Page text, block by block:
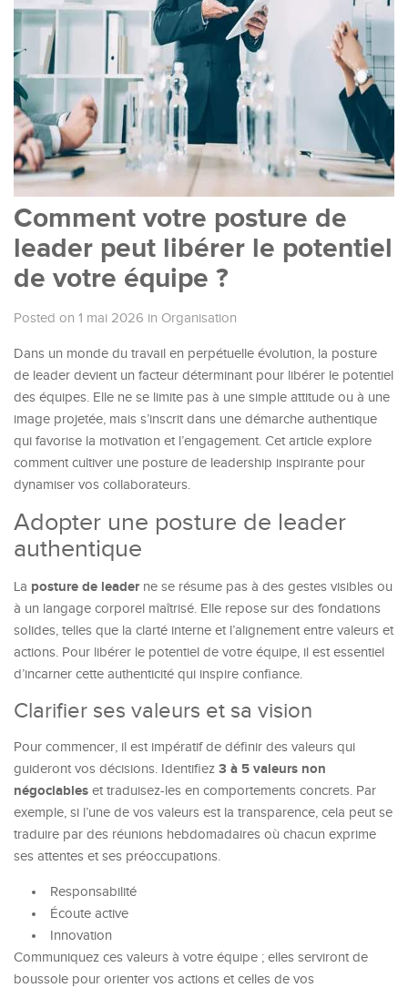
Comment votre posture de
leader peut libérer le potentiel
de votre équipe ?
Posted on 1 mai 2026 in Organisation
Dans un monde du travail en perpétuelle évolution, la posture
de leader devient un facteur déterminant pour libérer le potentiel
des équipes. Elle ne se limite pas à une simple attitude ou à une
image projetée, mais s’inscrit dans une démarche authentique
qui favorise la motivation et l’engagement. Cet article explore
comment cultiver une posture de leadership inspirante pour
dynamiser vos collaborateurs.
Adopter une posture de leader
authentique
La posture de leaderne se résume pas à des gestes visibles ou
à un langage corporel maîtrisé. Elle repose sur des fondations
solides, telles que la clarté interne et l’alignement entre valeurs et
actions. Pour libérer le potentiel de votre équipe, il est essentiel
d’incarner cette authenticité qui inspire confiance.
Clarifier ses valeurs et sa vision
Pour commencer, il est impératif de définir des valeurs qui
guideront vos décisions. Identifiez 3 à 5 valeurs non
négociables et traduisez-les en comportements concrets. Par
exemple, si l’une de vos valeurs est la transparence, cela peut se
traduire par des réunions hebdomadaires où chacun exprime
ses attentes et ses préoccupations.
Responsabilité
Écoute active
Innovation
Communiquez ces valeurs à votre équipe ; elles serviront de
boussole pour orienter vos actions et celles de vos